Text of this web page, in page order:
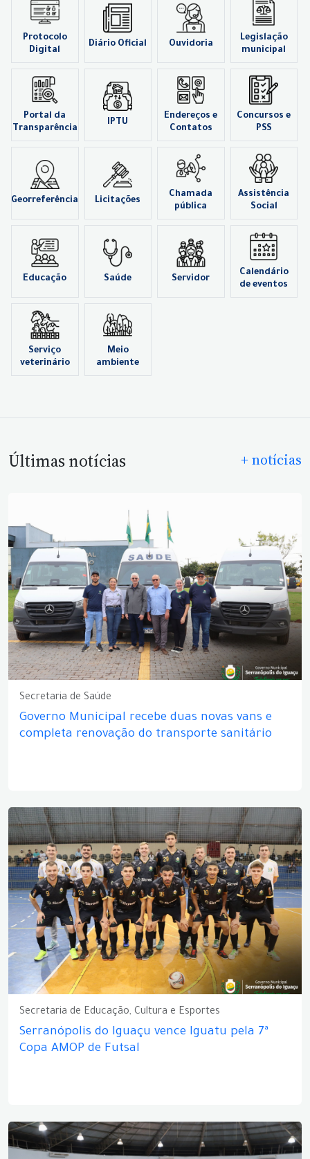
Protocolo
Digital
Diário Oficial Ouvidoria
Legislação
municipal
Portal da
Transparência
IPTU
Endereços e
Contatos
Concursos e
PSS
Georreferência Licitações
Chamada
pública
Assistência
Social
Educação Saúde Servidor
Calendário
de eventos
Serviço
veterinário
Meio
ambiente
Últimas notícias + notícias
Secretaria de Saúde
Governo Municipal recebe duas novas vans e
completa renovação do transporte sanitário
Secretaria de Educação, Cultura e Esportes
Serranópolis do Iguaçu vence Iguatu pela 7ª
Copa AMOP de Futsal